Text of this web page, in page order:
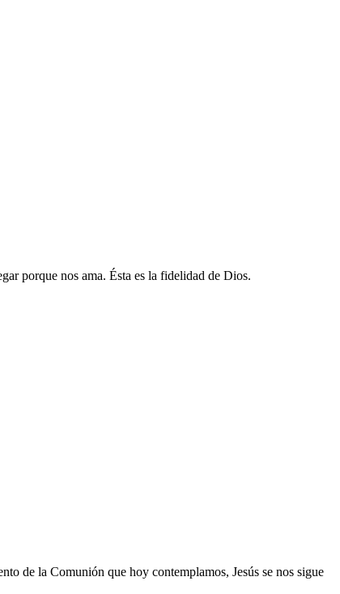
porque nos ama. Ésta es la fidelidad de Dios.
de la Comunión que hoy contemplamos, Jesús se nos sigue